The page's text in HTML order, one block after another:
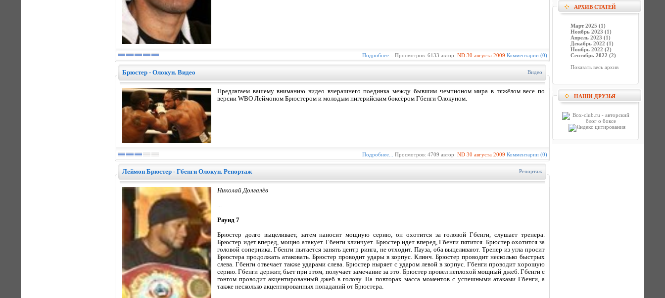
Подробнее... Просмотров: 6133 автор: ND 30 августа 2009 Комментарии (0)
Брюстер - Олокун. Видео Видео
Предлагаем вашему вниманию видео вчерашнего поединка между бывшим чемпионом мира в тяжёлом весе по
версии WBO Леймоном Брюстером и молодым нигерийским боксёром Гбенги Олокуном.
Подробнее... Просмотров: 4709 автор: ND 30 августа 2009 Комментарии (0)
Леймон Брюстер - Гбенги Олокун. Репортаж Репортаж
Николай Долгалёв
...
Раунд 7
Брюстер долго выцеливает, затем наносит мощную серию, он охотится за головой Гбенги, слушает тренера.
Брюстер идет вперед, мощно атакует. Гбенги клинчует. Брюстер идет вперед, Гбенги пятится. Брюстер охотится за
головой соперника. Гбенги пытается занять центр ринга, не отходит. Пауза, оба выцеливают. Тренер из угла просит
Брюстера продолжать атаковать. Брюстер проводит удары в корпус. Клинч. Брюстер проводит несколько быстрых
слева. Гбенги отвечает также ударами слева. Брюстер ныряет с ударом левой в корпус. Гбенги проводит хорошую
серию. Гбенги держит, бьет при этом, получает замечание за это. Брюстер провел неплохой мощный джеб. Гбенги с
гонгом проводит акцентированный джеб в голову. На повторах масса моментов с успешными атаками Гбенги, а
также несколько акцентированных попаданий от Брюстера.
АРХИВ СТАТЕЙ
Март 2025 (1)
Ноябрь 2023 (1)
Апрель 2023 (1)
Декабрь 2022 (1)
Ноябрь 2022 (2)
Сентябрь 2022 (2)
Показать весь архив
НАШИ ДРУЗЬЯ